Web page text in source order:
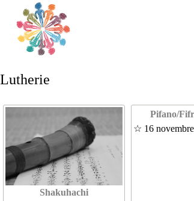
Lutherie
Shakuhachi
Pifano/
☆ 16